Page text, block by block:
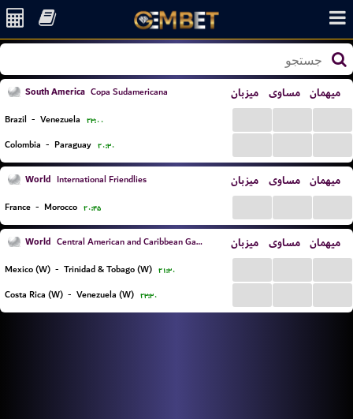
South America Copa Sudamericana میزبان مساوی میهمان
Brazil - Venezuela ۲۳:۰۰
Colombia - Paraguay ۲۰:۳۰
World International Friendlies میزبان مساوی میهمان
France - Morocco ۲۰:۴۵
World Central American and Caribbean Games Women میزبان مساوی میهمان
Mexico (W) - Trinidad & Tobago (W) ۲۱:۳۰
Costa Rica (W) - Venezuela (W) ۲۳:۳۰